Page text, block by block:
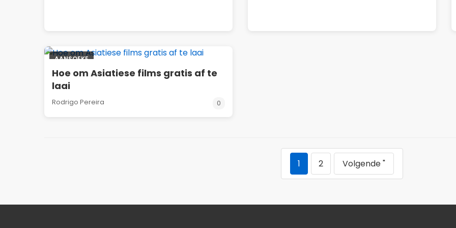
AANSOEKE
Hoe om Asiatiese films gratis af te
laai
Rodrigo Pereira 0
1 2 Volgende "